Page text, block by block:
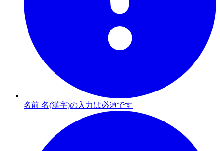
名前 名(漢字)の入力は必須です